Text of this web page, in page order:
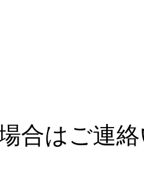
合はご連